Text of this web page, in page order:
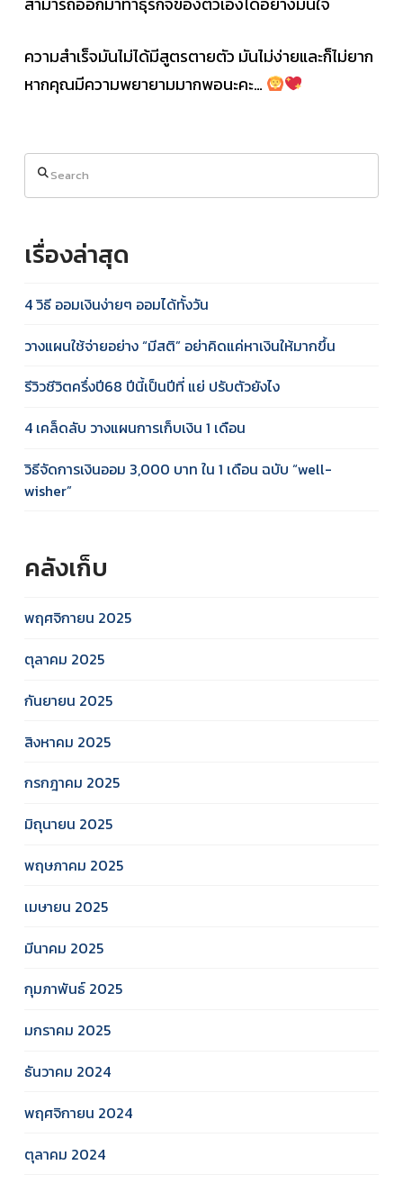
ความสำเร็จมันไม่ได้มีสูตรตายตัว มันไม่ง่ายและก็ไม่ยาก
หากคุณมีความพยายามมากพอนะคะ…
Search
เรื่องล่าสุด
4 วิธี ออมเงินง่ายๆ ออมได้ทั้งวัน
วางแผนใช้จ่ายอย่าง “มีสติ” อย่าคิดแค่หาเงินให้มากขึ้น
รีวิวชีวิตครึ่งปี68 ปีนี้เป็นปีที่ แย่ ปรับตัวยังไง
4 เคล็ดลับ วางแผนการเก็บเงิน 1 เดือน
วิธีจัดการเงินออม 3,000 บาท ใน 1 เดือน ฉบับ “well-
wisher”
คลังเก็บ
พฤศจิกายน 2025
ตุลาคม 2025
กันยายน 2025
สิงหาคม 2025
กรกฎาคม 2025
มิถุนายน 2025
พฤษภาคม 2025
เมษายน 2025
มีนาคม 2025
กุมภาพันธ์ 2025
มกราคม 2025
ธันวาคม 2024
พฤศจิกายน 2024
ตุลาคม 2024